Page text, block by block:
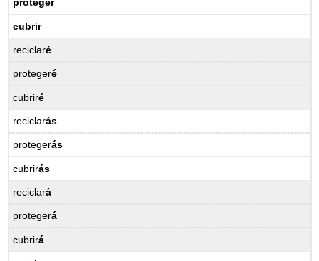
proteger
cubrir
reciclaré
protegeré
cubriré
reciclarás
protegerás
cubrirás
reciclará
protegerá
cubrirá